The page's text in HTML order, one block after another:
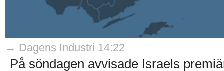
→ Dagens Industri 14:22
På söndagen avvisade Israels